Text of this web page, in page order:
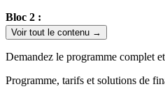
Bloc 2 :
Recherche des fichiers
Réaliser un étalonnage
Initiation After Effects et
Réglementations
Voir tout le contenu →
Demandez le programme complet
Programme, tarifs et solutions de